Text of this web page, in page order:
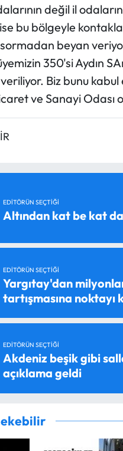
değil il
bu bölgeyle
sormadan beyan
350'si Aydın
Biz bunu
ve Sanayi
EDITÖRÜN SEÇTIĞI
Altından kat be kat
EDITÖRÜN SEÇTIĞI
Yargıtay'dan
tartışmasına noktayı
EDITÖRÜN SEÇTIĞI
Akdeniz beşik gibi
açıklama geldi